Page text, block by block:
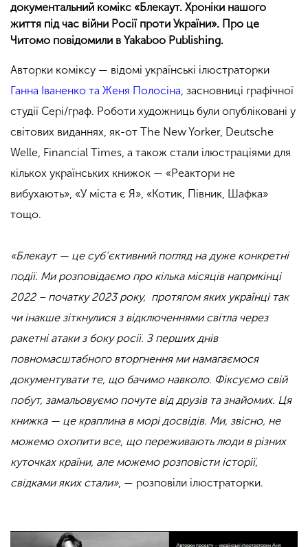
документальний комікс «Блекаут. Хроніки нашого
життя під час війни Росії проти України». Про це
Читомо повідомили в Yakaboo Publishing.
Авторки коміксу — відомі українські ілюстраторки
Ганна Іваненко та Женя Полосіна, засновниці графічної
студії Сері/граф. Роботи художниць були опубліковані у
світових виданнях, як-от The New Yorker, Deutsche
Welle, Financial Times, а також стали ілюстраціями для
кількох українських книжок — «Реактори не
вибухають», «У міста є Я», «Котик, Півник, Шафка»
тощо.
«Блекаут — це суб’єктивний погляд на дуже конкретні
події. Ми розповідаємо про кілька місяців наприкінці
2022 – початку 2023 року, протягом яких українці так
чи інакше зіткнулися з відключеннями світла через
ракетні атаки з боку росії. З першихднів
повномасштабного вторгнення ми намагаємося
документувати те, що бачимо навколо. Фіксуємо свій
побут, замальовуємо почуте від друзів та знайомих. Ця
книжка — це краплина в морі досвідів. Ми, звісно, не
можемо охопити все, що переживають люди в різних
куточках країни, але можемо розповісти історії,
свідками яких стали», — розповіли ілюстраторки.